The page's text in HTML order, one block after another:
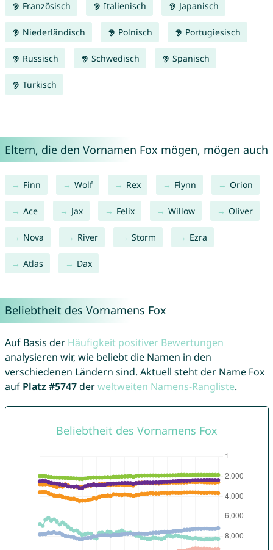
Französisch Italienisch Japanisch
Niederländisch Polnisch Portugiesisch
Russisch Schwedisch Spanisch
Türkisch
Eltern, die den Vornamen Fox mögen, mögen auch
Finn Wolf Rex Flynn Orion
Ace Jax Felix Willow Oliver
Nova River Storm Ezra
Atlas Dax
Beliebtheit des Vornamens Fox
Auf Basis der Häufigkeit positiver Bewertungen
analysieren wir, wie beliebt die Namen in den
verschiedenen Ländern sind. Aktuell steht der Name Fox
auf Platz #5747derweltweiten Namens-Rangliste.